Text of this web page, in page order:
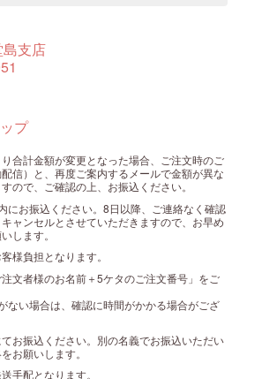
支店
プ
合計金額が変更となった場合、ご注文時のご
信）と、再度ご案内するメールで金額が異な
ので、ご確認の上、お振込ください。
にお振込ください。8日以降、ご連絡なく確認
ャンセルとさせていただきますので、お早め
します。
様負担となります。
文者様のお名前＋5ケタのご注文番号」をご
ない場合は、確認に時間がかかる場合がござ
お振込ください。別の名義でお振込いただい
お願いします。
手配となります。